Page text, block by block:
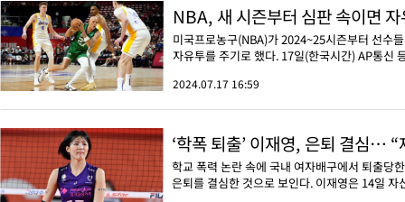
NBA, 새 시즌부터 심판 속이면
미국프로농구(NBA)가 2024~25시즌부터 선수
자유투를 주기로 했다. 17일(한국시간) AP통신
2024.07.17 16:59
‘학폭 퇴출’ 이재영, 은퇴 결심…
학교 폭력 논란 속에 국내 여자배구에서 퇴출당
은퇴를 결심한 것으로 보인다. 이재영은 14일